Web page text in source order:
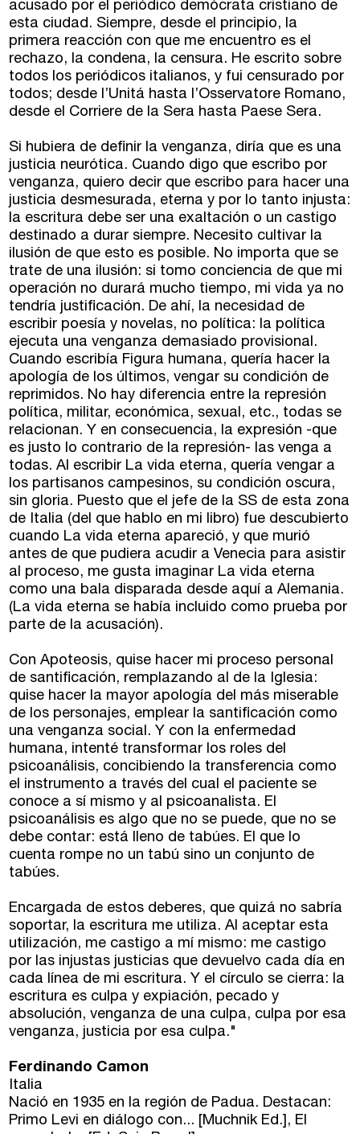
Palma
Las Palmas
Nuestro equipo
Coordinadores
Comunidad
Club de Escritura
Concursos
Editorial
Catálogo
Ebooks
Recursos
Asesoría y Corrección
Tutorías
Directorios
Contacto
Escríbenos
Guía Rápida
Dónde estamos
Sede central:
Cervantes nº21, entlo.
28014 Madrid
info@fuentetajaliteraria.com
Tel 91 531 15 09
WhatsApp 619 027 626
Horario de atención:
De lunes a viernes
de 10 a 15 y 17 a 20 horas
acusado por el periódico demócrata cristiano de
esta ciudad. Siempre, desde el principio, la
primera reacción con que me encuentro es el
rechazo, la condena, la censura. He escrito sobre
todos los periódicos italianos, y fui censurado por
todos; desde l’Unitá hasta l’Osservatore Romano,
desde el Corriere de la Sera hasta Paese Sera.
Si hubiera de definir la venganza, diría que es una
justicia neurótica. Cuando digo que escribo por
venganza, quiero decir que escribo para hacer una
justicia desmesurada, eterna y por lo tanto injusta:
la escritura debe ser una exaltación o un castigo
destinado a durar siempre. Necesito cultivar la
ilusión de que esto es posible. No importa que se
trate de una ilusión: si tomo conciencia de que mi
operación no durará mucho tiempo, mi vida ya no
tendría justificación. De ahí, la necesidad de
escribir poesía y novelas, no política: la política
ejecuta una venganza demasiado provisional.
Cuando escribía Figura humana, quería hacer la
apología de los últimos, vengar su condición de
reprimidos. No hay diferencia entre la represión
política, militar, económica, sexual, etc., todas se
relacionan. Y en consecuencia, la expresión -que
es justo lo contrario de la represión- las venga a
todas. Al escribir La vida eterna, quería vengar a
los partisanos campesinos, su condición oscura,
sin gloria. Puesto que el jefe de la SS de esta zona
de Italia (del que hablo en mi libro) fue descubierto
cuando La vida eterna apareció, y que murió
antes de que pudiera acudir a Venecia para asistir
al proceso, me gusta imaginar La vida eterna
como una bala disparada desde aquí a Alemania.
(La vida eterna se había incluido como prueba por
parte de la acusación).
Con Apoteosis, quise hacer mi proceso personal
de santificación, remplazando al de la Iglesia:
quise hacer la mayor apología del más miserable
de los personajes, emplear la santificación como
una venganza social. Y con la enfermedad
humana, intenté transformar los roles del
psicoanálisis, concibiendo la transferencia como
el instrumento a través del cual el paciente se
conoce a sí mismo y al psicoanalista. El
psicoanálisis es algo que no se puede, que no se
debe contar: está lleno de tabúes. El que lo
cuenta rompe no un tabú sino un conjunto de
tabúes.
Encargada de estos deberes, que quizá no sabría
soportar, la escritura me utiliza. Al aceptar esta
utilización, me castigo a mí mismo: me castigo
por las injustas justicias que devuelvo cada día en
cada línea de mi escritura. Y el círculo se cierra: la
escritura es culpa y expiación, pecado y
absolución, venganza de una culpa, culpa por esa
venganza, justicia por esa culpa."
Ferdinando Camon
Italia
Nació en 1935 en la región de Padua. Destacan:
Primo Levi en diálogo con... [Muchnik Ed.], El